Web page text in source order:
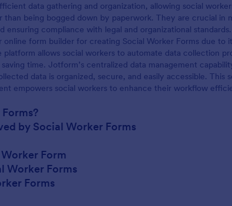
data gathering and organization, allowing social
than being bogged down by paperwork. They are crucial in
ensuring compliance with legal and organizational standards.
form builder for creating Social Worker Forms due to
allows social workers to automate data collection
time. Jotform’s centralized data management
data is organized, secure, and easily accessible. This
empowers social workers to enhance their workflow
by Social Worker Forms
Form
Worker Forms
Forms